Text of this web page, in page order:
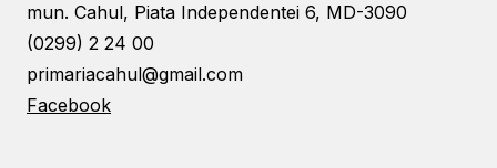
mun. Cahul, Piata Independentei 6, MD-3090
(0299) 2 24 00
primariacahul@gmail.com
Facebook